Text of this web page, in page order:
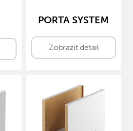
PORTA SYSTEM
Zobrazit detail